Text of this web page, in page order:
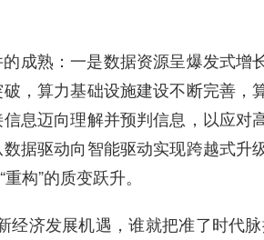
成熟：一是数据资源呈爆发式增
，算力基础设施建设不断完善，
息迈向理解并预判信息，以应对
据驱动向智能驱动实现跨越式升
构”的质变跃升。
济发展机遇，谁就把准了时代